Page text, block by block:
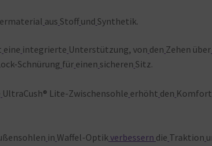
aus Stoff und Synthetik.
eine integrierte Unterstützung, von den Zehen über
Schnürung für einen sicheren Sitz.
UltraCush® Lite-Zwischensohle erhöht den Komfort
in Waffel-Optik verbessern die Traktion